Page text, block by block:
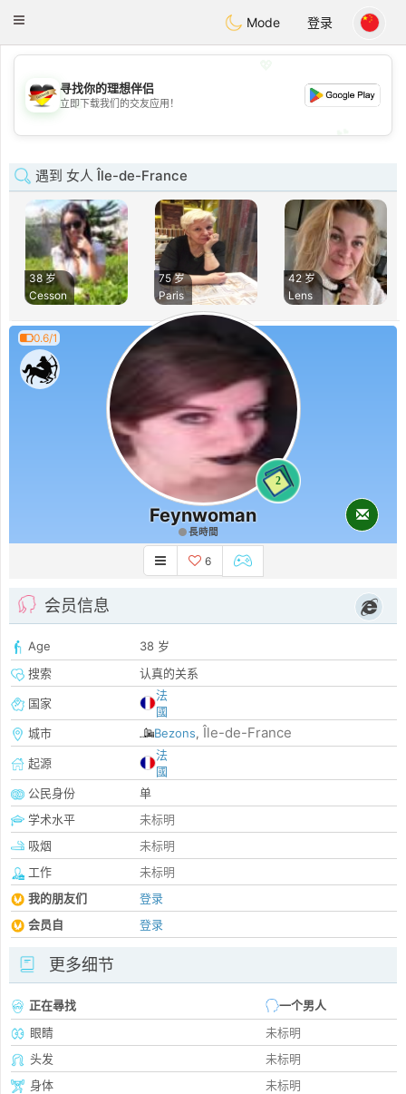
Dating
Toggle
Mode 登录
💖
💕
寻找你的理想伴侣
立即下载我们的交友应用！
遇到 女人 Île-de-France
38 岁
Cesson
75 岁
Paris
42 岁
Lens
0.6/1
2
Feynwoman
長時間
6
会员信息
Age
38 岁
搜索
认真的关系
国家
法
國
城市
Bezons, Île-de-France
起源
法
國
公民身份
单
学术水平
未标明
吸烟
未标明
工作
未标明
我的朋友们
登录
会员自
登录
更多细节
正在尋找
一个男人
眼睛
未标明
头发
未标明
身体
未标明